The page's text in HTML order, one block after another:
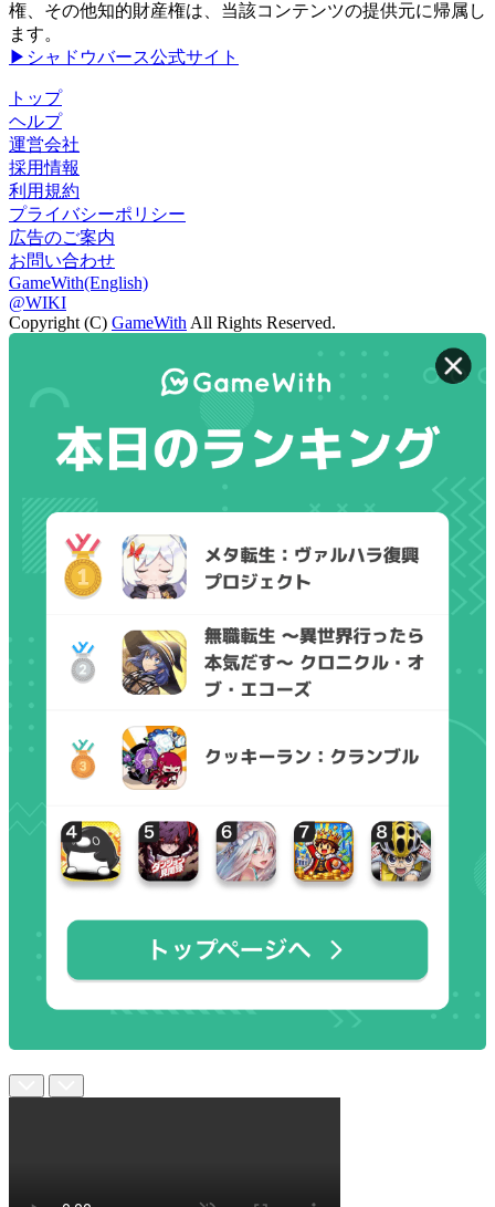
権、その他知的財産権は、当該コンテンツの提供元に帰属し
ます。
▶シャドウバース公式サイト
トップ
ヘルプ
運営会社
採用情報
利用規約
プライバシーポリシー
広告のご案内
お問い合わせ
GameWith(English)
@WIKI
Copyright (C) GameWith All Rights Reserved.